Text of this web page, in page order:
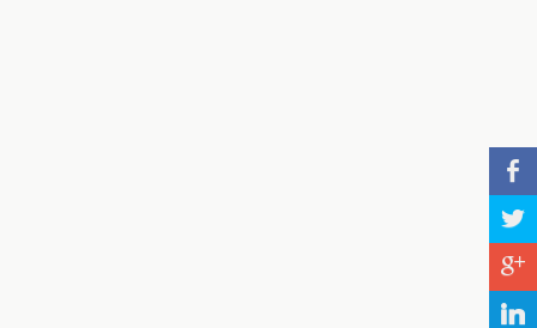
b
a
c
j